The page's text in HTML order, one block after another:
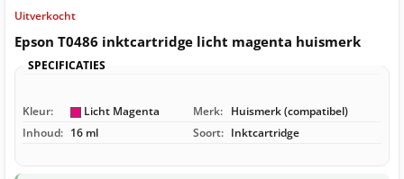
Uitverkocht
Epson T0486 inktcartridge licht magenta huismerk
SPECIFICATIES
Kleur: Licht Magenta Merk: Huismerk (compatibel)
Inhoud: 16 ml Soort: Inktcartridge